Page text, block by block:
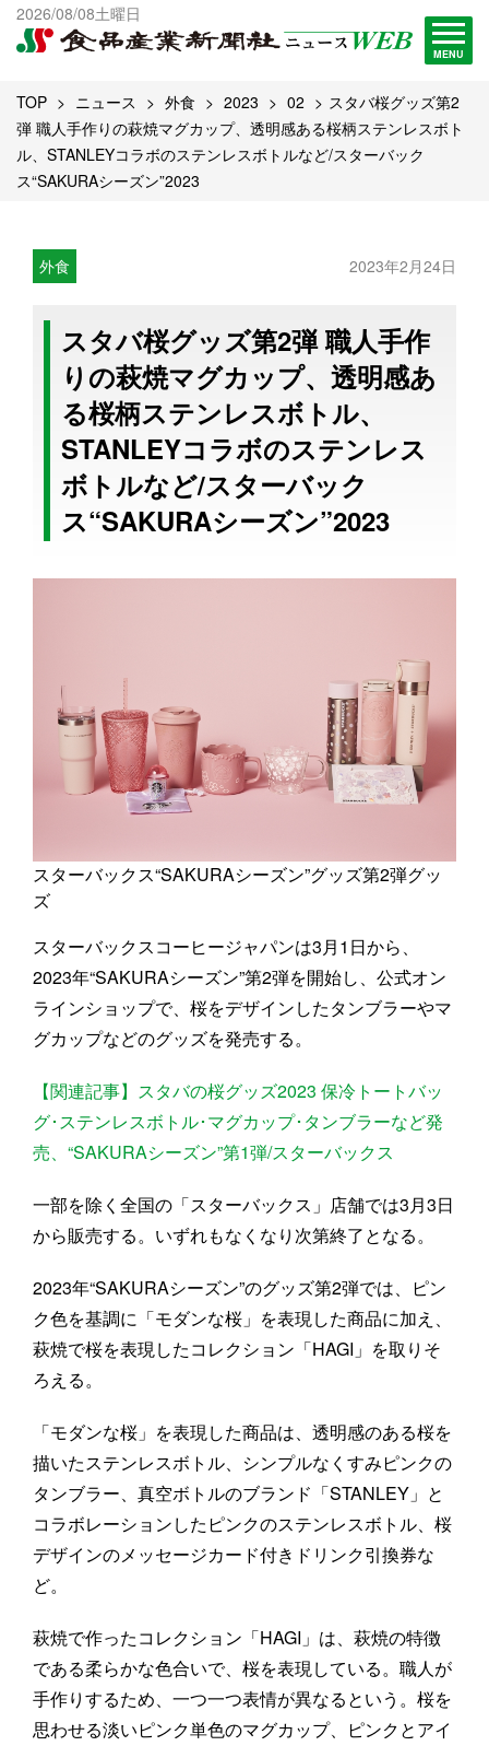
2026/08/08土曜日
MENU
出版物一覧へ
試読・購読申し込み
TOP ニュース 外食 2023 02
スタバ桜グッズ第2
弾 職人手作りの萩焼マグカップ、透明感ある桜柄ステンレスボト
ル、STANLEYコラボのステンレスボトルなど/スターバック
ス“SAKURAシーズン”2023
外食 2023年2月24日
スタバ桜グッズ第2弾 職人手作
りの萩焼マグカップ、透明感あ
る桜柄ステンレスボトル、
STANLEYコラボのステンレス
ボトルなど/スターバック
ス“SAKURAシーズン”2023
スターバックス“SAKURAシーズン”グッズ第2弾グッ
ズ
スターバックスコーヒージャパンは3月1日から、
2023年“SAKURAシーズン”第2弾を開始し、公式オン
ラインショップで、桜をデザインしたタンブラーやマ
グカップなどのグッズを発売する。
【関連記事】スタバの桜グッズ2023 保冷トートバッ
グ･ステンレスボトル･マグカップ･タンブラーなど発
売、“SAKURAシーズン”第1弾/スターバックス
一部を除く全国の「スターバックス」店舗では3月3日
から販売する。いずれもなくなり次第終了となる。
2023年“SAKURAシーズン”のグッズ第2弾では、ピン
ク色を基調に「モダンな桜」を表現した商品に加え、
萩焼で桜を表現したコレクション「HAGI」を取りそ
ろえる。
「モダンな桜」を表現した商品は、透明感のある桜を
描いたステンレスボトル、シンプルなくすみピンクの
タンブラー、真空ボトルのブランド「STANLEY」と
コラボレーションしたピンクのステンレスボトル、桜
デザインのメッセージカード付きドリンク引換券な
ど。
萩焼で作ったコレクション「HAGI」は、萩焼の特徴
である柔らかな色合いで、桜を表現している。職人が
手作りするため、一つ一つ表情が異なるという。桜を
思わせる淡いピンク単色のマグカップ、ピンクとアイ